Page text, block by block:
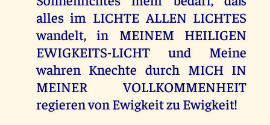
alles im LICHTE ALLEN LICHTES
wandelt, in MEINEM HEILIGEN
EWIGKEITS-LICHT und Meine
wahren Knechte durch MICH IN
MEINER VOLLKOMMENHEIT
regieren von Ewigkeit zu Ewigkeit!